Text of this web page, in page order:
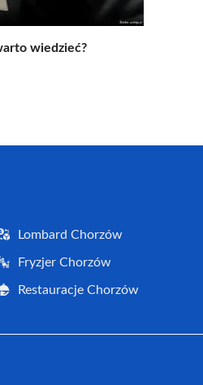
wiedzieć?
Lombard Chorzów
Fryzjer Chorzów
Restauracje Chorzów